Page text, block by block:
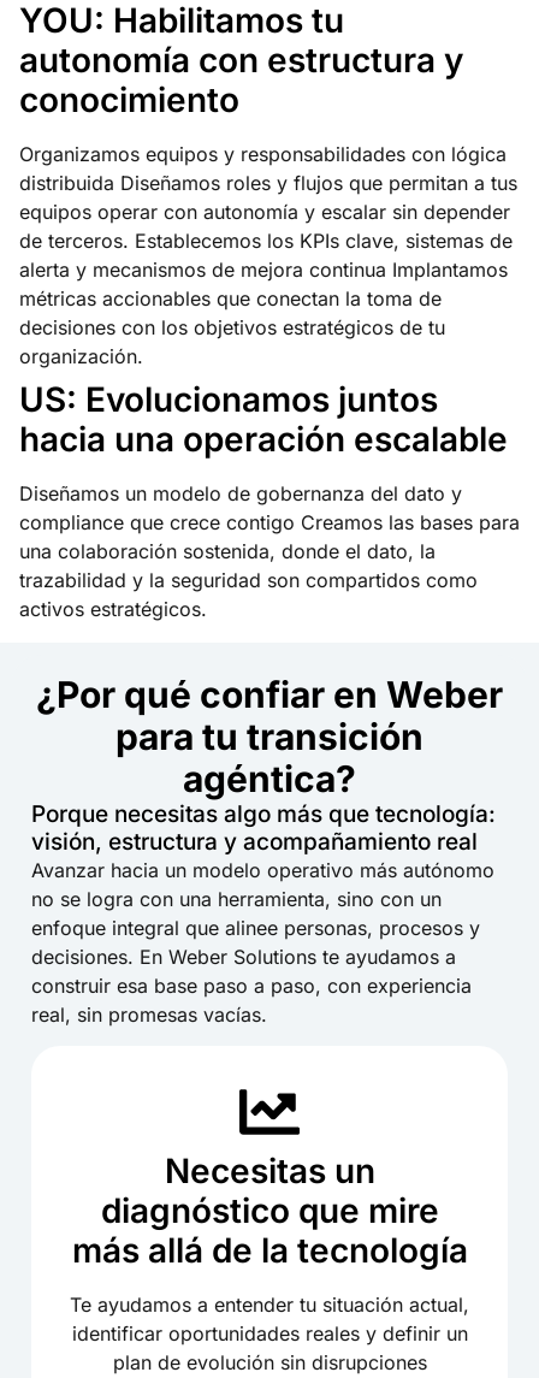
YOU: Habilitamos tu
autonomía con estructura y
conocimiento
Organizamos equipos y responsabilidades con lógica
distribuida Diseñamos roles y flujos que permitan a tus
equipos operar con autonomía y escalar sin depender
de terceros. Establecemos los KPIs clave, sistemas de
alerta y mecanismos de mejora continua Implantamos
métricas accionables que conectan la toma de
decisiones con los objetivos estratégicos de tu
organización.
US: Evolucionamos juntos
hacia una operación escalable
Diseñamos un modelo de gobernanza del dato y
compliance que crece contigo Creamos las bases para
una colaboración sostenida, donde el dato, la
trazabilidad y la seguridad son compartidos como
activos estratégicos.
¿Por qué confiar en Weber
para tu transición
agéntica?
Porque necesitas algo más que tecnología:
visión, estructura y acompañamiento real
Avanzar hacia un modelo operativo más autónomo
no se logra con una herramienta, sino con un
enfoque integral que alinee personas, procesos y
decisiones. En Weber Solutions te ayudamos a
construir esa base paso a paso, con experiencia
real, sin promesas vacías.
Necesitas un
diagnóstico que mire
más allá de la tecnología
Te ayudamos a entender tu situación actual,
identificar oportunidades reales y definir un
plan de evolución sin disrupciones